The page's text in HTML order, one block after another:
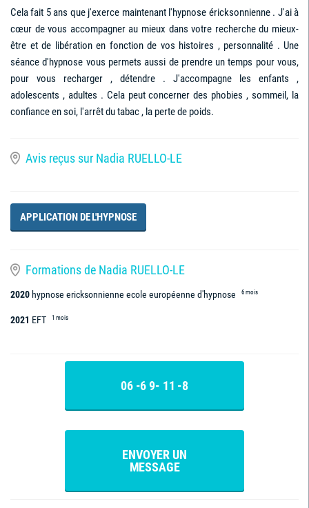
Cela fait 5 ans que j'exerce maintenant l'hypnose éricksonnienne . J'ai à
cœur de vous accompagner au mieux dans votre recherche du mieux-
être et de libération en fonction de vos histoires , personnalité . Une
séance d'hypnose vous permets aussi de prendre un temps pour vous,
pour vous recharger , détendre . J'accompagne les enfants ,
adolescents , adultes . Cela peut concerner des phobies , sommeil, la
confiance en soi, l'arrêt du tabac , la perte de poids.
Avis reçus sur Nadia RUELLO-LE
APPLICATION DE L'HYPNOSE
Formations de Nadia RUELLO-LE
2020 hypnose ericksonnienne ecole européenne d'hypnose 6 mois
2021 EFT 1 mois
06 -6 9- 11 -8
ENVOYER UN
MESSAGE